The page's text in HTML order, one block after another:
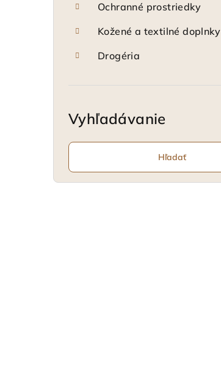
Ochranné prostriedky
Kožené a textilné doplnky
Drogéria
Vyhľadávanie
Hľadať